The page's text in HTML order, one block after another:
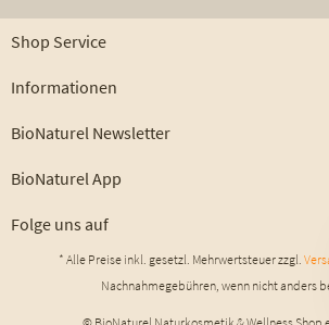
Shop Service
Informationen
BioNaturel Newsletter
BioNaturel App
Folge uns auf
* Alle Preise inkl. gesetzl. Mehrwertsteuer zzgl.
Nachnahmegebühren, wenn nicht anders